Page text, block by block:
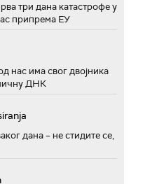
три дана катастрофе у
припрема ЕУ
нас има свог двојника
ДНК
дана – не стидите се,